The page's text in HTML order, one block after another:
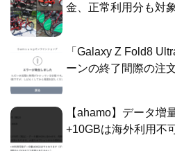
金、正常利用分も対象
「Galaxy Z Fold8
ーンの終了間際の注
【ahamo】データ増
+10GBは海外利用不